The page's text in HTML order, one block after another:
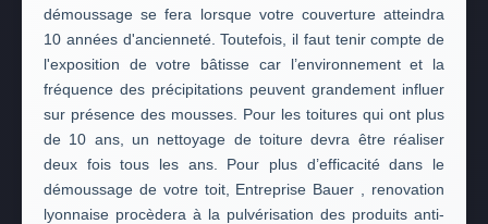
démoussage se fera lorsque votre couverture atteindra
10 années d'ancienneté. Toutefois, il faut tenir compte de
l'exposition de votre bâtisse car l’environnement et la
fréquence des précipitations peuvent grandement influer
sur présence des mousses. Pour les toitures qui ont plus
de 10 ans, un nettoyage de toiture devra être réaliser
deux fois tous les ans. Pour plus d’efficacité dans le
démoussage de votre toit, Entreprise Bauer , renovation
lyonnaise procèdera à la pulvérisation des produits anti-